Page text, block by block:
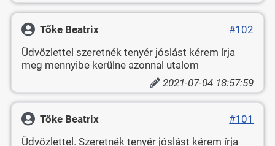
Tőke Beatrix
#102
Üdvözlettel szeretnék tenyér jóslást kérem írja
meg mennyibe kerülne azonnal utalom
2021-07-04 18:57:59
Tőke Beatrix
#101
Üdvözlettel. Szeretnék tenyér jóslást kérem írja